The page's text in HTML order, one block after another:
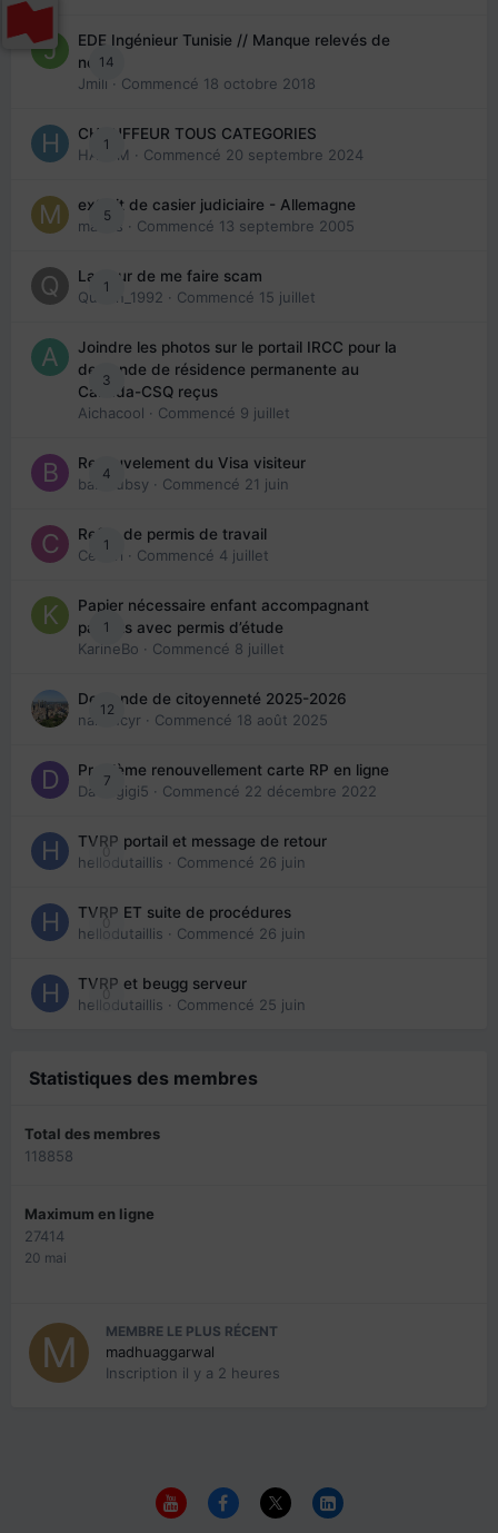
14
EDE Ingénieur Tunisie // Manque relevés de
note
Jmili · Commencé 18 octobre 2018
1
CHAUFFEUR TOUS CATEGORIES
HAZEM · Commencé 20 septembre 2024
5
extrait de casier judiciaire - Allemagne
maries · Commencé 13 septembre 2005
1
La peur de me faire scam
Queen_1992 · Commencé 15 juillet
3
Joindre les photos sur le portail IRCC pour la
demande de résidence permanente au
Canada-CSQ reçus
Aichacool · Commencé 9 juillet
4
Renouvelement du Visa visiteur
babibubsy · Commencé 21 juin
1
Refus de permis de travail
Cedbri · Commencé 4 juillet
1
Papier nécessaire enfant accompagnant
parents avec permis d’étude
KarineBo · Commencé 8 juillet
12
Demande de citoyenneté 2025-2026
nanancyr · Commencé 18 août 2025
7
Problème renouvellement carte RP en ligne
Davidgigi5 · Commencé 22 décembre 2022
0
TVRP portail et message de retour
hellodutaillis · Commencé 26 juin
0
TVRP ET suite de procédures
hellodutaillis · Commencé 26 juin
0
TVRP et beugg serveur
hellodutaillis · Commencé 25 juin
Statistiques des membres
Total des membres
118858
Maximum en ligne
27414
20 mai
MEMBRE LE PLUS RÉCENT
madhuaggarwal
Inscription il y a 2 heures